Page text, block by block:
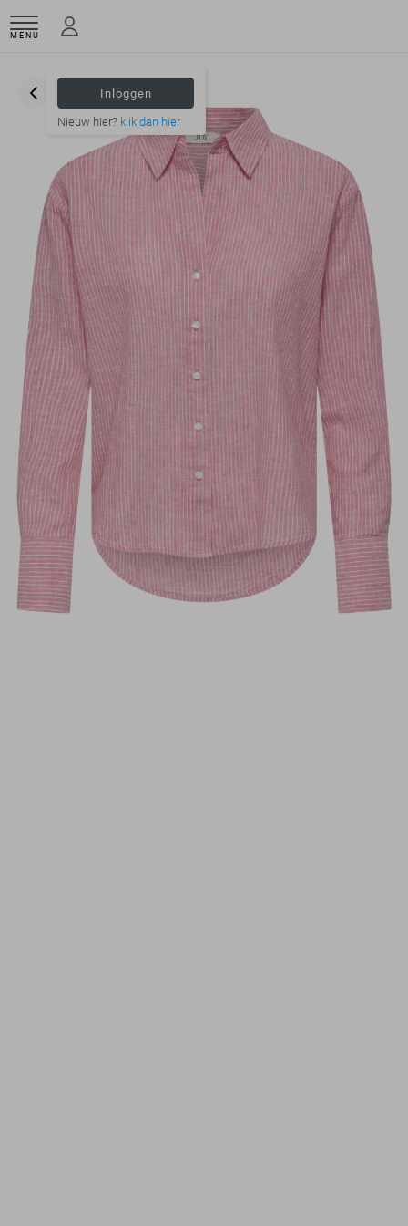
MENU
Inloggen
Nieuw hier? klik dan hier